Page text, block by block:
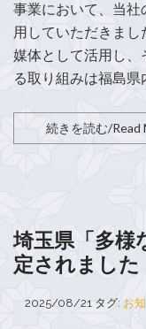
事業において、当
用していただきま
媒体として活用し、
る取り組みは福島県
続きを読む/Read
埼玉県「多様
定されました
2025/08/21 タグ: お